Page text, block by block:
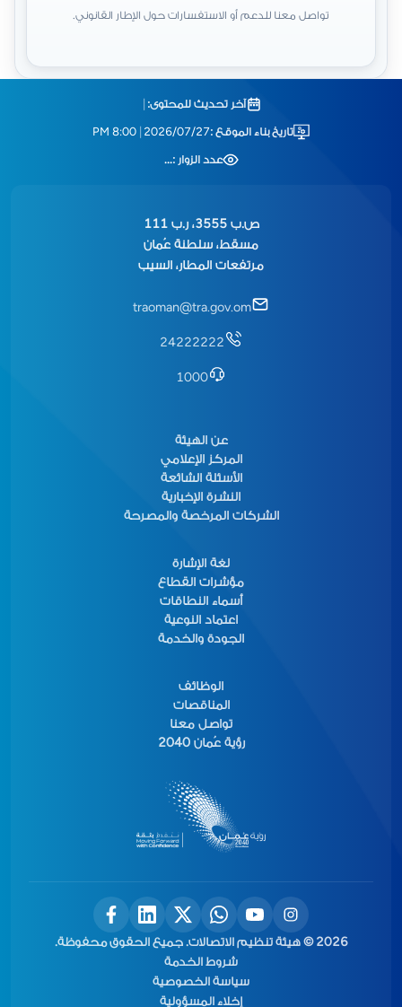
تواصل معنا للدعم أو الاستفسارات حول الإطار القانوني.
آخر تحديث للمحتوى:
تاريخ بناء الموقع :2026/07/27
8:00 PM
عدد الزوار :...
ص.ب 3555، ر.ب 111
مسقط، سلطنة عُمان
مرتفعات المطار، السيب
traoman@tra.gov.om
24222222
1000
عن الهيئة
المركز الإعلامي
الأسئلة الشائعة
النشرة الإخبارية
الشركات المرخصة والمصرحة
لغة الإشارة
مؤشرات القطاع
أسماء النطاقات
اعتماد النوعية
الجودة والخدمة
الوظائف
المناقصات
تواصل معنا
رؤية عُمان 2040
2026 © هيئة تنظيم الاتصالات. جميع الحقوق محفوظة.
شروط الخدمة
سياسة الخصوصية
إخلاء المسؤولية